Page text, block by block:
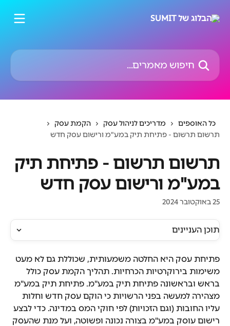
חיפוש מאמרים...
כל האוספים מדריכים לניהול עסק
הקמת עסק
תרשום תרשום - פתיחת תיק במע"מ ורישום עסק חדש
תרשום תרשום - פתיחת תיק
במע"מ ורישום עסק חדש
25 באוקטובר 2024
תוכן העניינים
פתיחת עסק היא החלטה משמעותית, שכוללת גם לא מעט
משימות בירוקרטיות הכרחיות. תהליך הקמת עסק כולל
בראש ובראשונה פתיחת תיק במע"מ. פתיחת תיק במע"מ
מצהירה למעשה בפני הרשויות כי הוקם עסק חדש וחלות
עליו החובות (וגם הזכויות) לפי חוקי המס במדינה. כדי לבצע
רישום עוסק במע"מ בצורה נכונה ופשוטה, ועל מנת שהעסק